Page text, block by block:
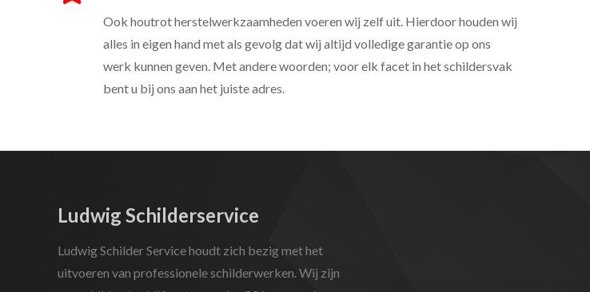
Ook houtrot herstelwerkzaamheden voeren wij zelf uit. Hierdoor houden wij
alles in eigen hand met als gevolg dat wij altijd volledige garantie op ons
werk kunnen geven. Met andere woorden; voor elk facet in het schildersvak
bent u bij ons aan het juiste adres.
Ludwig Schilderservice
Ludwig Schilder Service houdt zich bezig met het
uitvoeren van professionele schilderwerken. Wij zijn